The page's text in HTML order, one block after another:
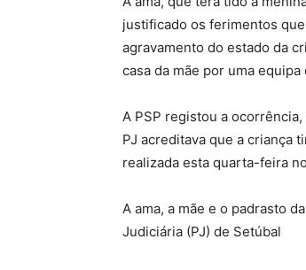
justificado os ferimentos
agravamento do estado da
casa da mãe por uma
A PSP registou a
PJ acreditava que a criança
realizada esta quarta-feira
A ama, a mãe e o padrasto
Judiciária (PJ) de Setúbal